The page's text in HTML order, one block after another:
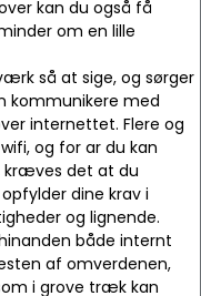
kan du også få
om en lille
så at sige, og sørger
kommunikere med
internettet. Flere og
og for ar du kan
kræves det at du
dine krav i
og lignende.
både internt
af omverdenen,
i grove træk kan